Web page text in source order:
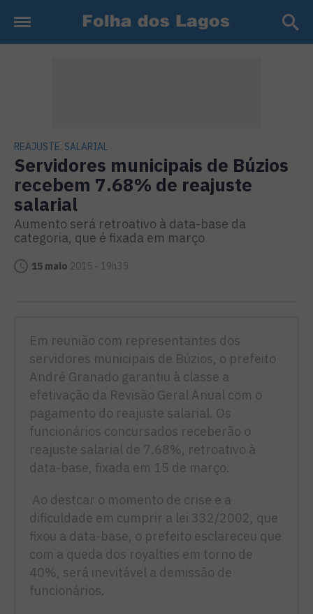
REAJUSTE. SALARIAL
Servidores municipais de Búzios
recebem 7.68% de reajuste
salarial
Aumento será retroativo à data-base da
categoria, que é fixada em março
15 maio 2015 - 19h35
Em reunião com representantes dos
servidores municipais de Búzios, o prefeito
André Granado garantiu à classe a
efetivação da Revisão Geral Anual com o
pagamento do reajuste salarial. Os
funcionários concursados receberão o
reajuste salarial de 7.68%, retroativo à
data-base, fixada em 15 de março.
Ao destcar o momento de crise e a
dificuldade em cumprir a lei 332/2002, que
fixou a data-base, o prefeito esclareceu que
com a queda dos royalties em torno de
40%, será inevitável a demissão de
funcionários.